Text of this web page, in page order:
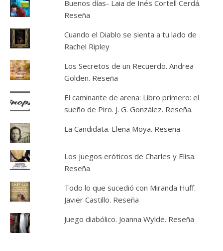
Buenos días- Laia de Inés Cortell Cerdá.
Reseña
Cuando el Diablo se sienta a tu lado de
Rachel Ripley
Los Secretos de un Recuerdo. Andrea
Golden. Reseña
El caminante de arena: Libro primero: el
sueño de Piro. J. G. González. Reseña.
La Candidata. Elena Moya. Reseña
Los juegos eróticos de Charles y Elisa.
Reseña
Todo lo que sucedió con Miranda Huff.
Javier Castillo. Reseña
Juego diabólico. Joanna Wylde. Reseña